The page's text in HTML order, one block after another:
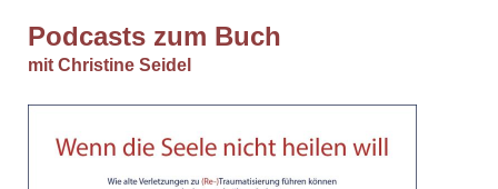
Podcasts zum Buch
mit Christine Seidel